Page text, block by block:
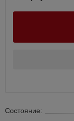
Состояние: